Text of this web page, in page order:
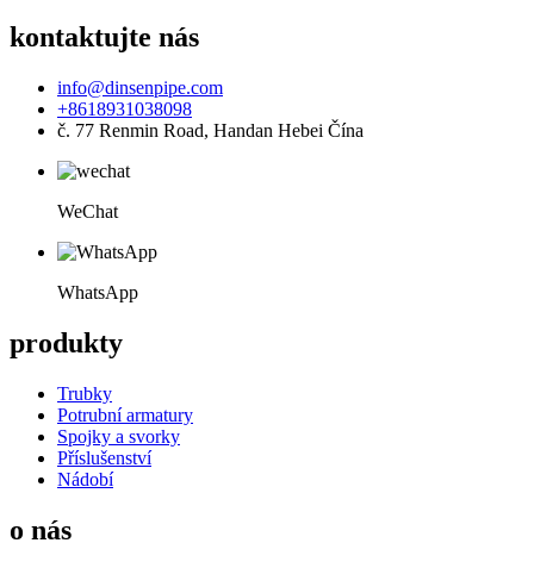
kontaktujte nás
info@dinsenpipe.com
+8618931038098
č. 77 Renmin Road, Handan Hebei Čína
WeChat
WhatsApp
produkty
Trubky
Potrubní armatury
Spojky a svorky
Příslušenství
Nádobí
o nás